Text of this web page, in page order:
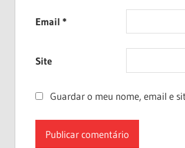
Email *
Site
Guardar o meu nome, email e